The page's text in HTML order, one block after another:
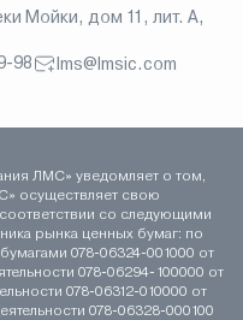
Мойки, дом 11, лит. А,
98
lms@lmsic.com
ЛМС» уведомляет о том,
осуществляет свою
со следующими
рынка ценных бумаг: по
078-06324-001000 от
078-06294-100000 от
078-06312-010000 от
078-06328-000100